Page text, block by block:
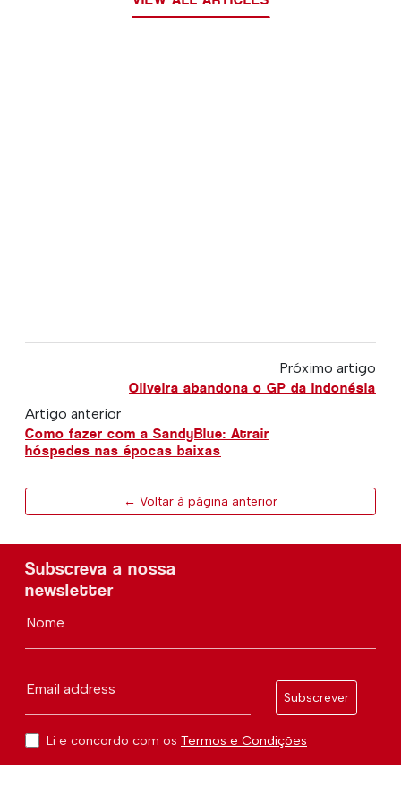
Próximo artigo
Oliveira abandona o GP da Indonésia
Artigo anterior
Como fazer com a SandyBlue: Atrair
hóspedes nas épocas baixas
← Voltar à página anterior
Subscreva a nossa
newsletter
Nome
Email address
Subscrever
Li e concordo com os Termos e Condições